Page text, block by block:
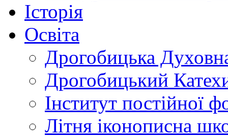
Історія
Освіта
Дрогобицька
Дрогобицький
Інститут постійної
Літня іконописна